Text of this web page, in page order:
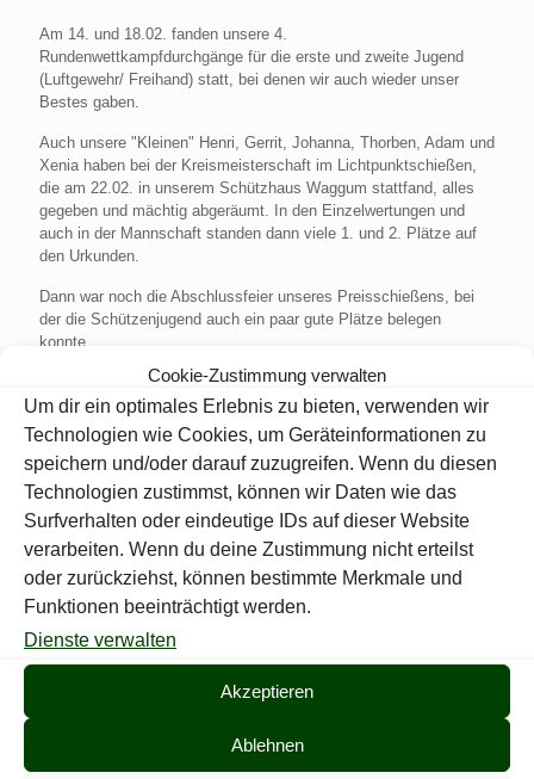
Cookie-Zustimmung verwalten
Um dir ein optimales Erlebnis zu bieten, verwenden wir
Technologien wie Cookies, um Geräteinformationen zu
speichern und/oder darauf zuzugreifen. Wenn du diesen
Technologien zustimmst, können wir Daten wie das
Surfverhalten oder eindeutige IDs auf dieser Website
verarbeiten. Wenn du deine Zustimmung nicht erteilst
oder zurückziehst, können bestimmte Merkmale und
Funktionen beeinträchtigt werden.
Dienste verwalten
Akzeptieren
Ablehnen
Am 14. und 18.02. fanden unsere 4.
Rundenwettkampfdurchgänge für die erste und zweite Jugend
(Luftgewehr/ Freihand) statt, bei denen wir auch wieder unser
Bestes gaben.
Auch unsere "Kleinen" Henri, Gerrit, Johanna, Thorben, Adam und
Xenia haben bei der Kreismeisterschaft im Lichtpunktschießen,
die am 22.02. in unserem Schützhaus Waggum stattfand, alles
gegeben und mächtig abgeräumt. In den Einzelwertungen und
auch in der Mannschaft standen dann viele 1. und 2. Plätze auf
den Urkunden.
Dann war noch die Abschlussfeier unseres Preisschießens, bei
der die Schützenjugend auch ein paar gute Plätze belegen
konnte.
Am 07.03. wurde dann unsere Elisa als "Vize-Kreisjugendkönigin"
auf dem Kreiskönigsball im Ölper Waldhaus geehrt.
Herzlichen Glückwunsch allen Gewinnern!
So und nun noch ein paar nicht so erfreuliche Hinweise:
Wegen Corona-19 wurde unser Jugendtraining, aber auch der
letzte
Rundenwettkampf bis auf Weiteres eingestellt, bzw.
abgesagt.
Mit diesen nicht so erfreulichen Worten möchte ich meinen
Bericht aber nicht schließen, denn es gibt noch etwas
Erfreuliches zu berichten: „Wir können Lasse Baumann als unser
neues Schützenjugendmitglied vermelden,
Mit freundlichen Grüßen und bleiben Sie gesund!